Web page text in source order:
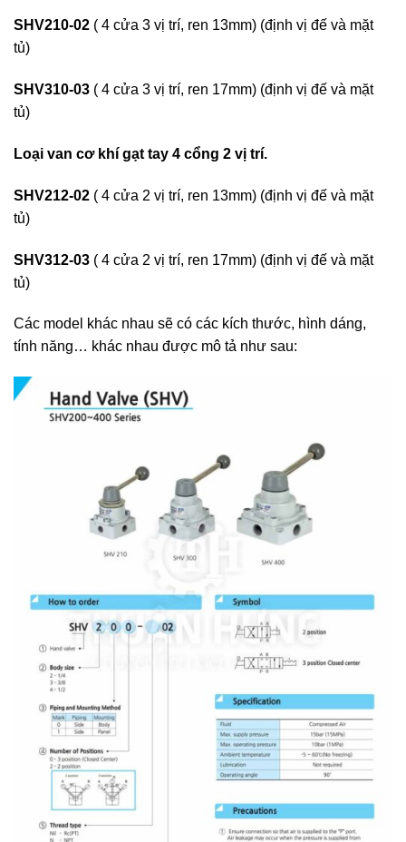
SHV210-02 ( 4 cửa 3 vị trí, ren 13mm) (định vị đế và mặt
tủ)
SHV310-03 ( 4 cửa 3 vị trí, ren 17mm) (định vị đế và mặt
tủ)
Loại van cơ khí gạt tay 4 cổng 2 vị trí.
SHV212-02 ( 4 cửa 2 vị trí, ren 13mm) (định vị đế và mặt
tủ)
SHV312-03 ( 4 cửa 2 vị trí, ren 17mm) (định vị đế và mặt
tủ)
Các model khác nhau sẽ có các kích thước, hình dáng,
tính năng… khác nhau được mô tả như sau: